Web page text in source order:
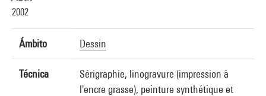
2002
Ámbito Dessin
Técnica
Sérigraphie, linogravure (impression à
l'encre grasse), peinture synthétique et